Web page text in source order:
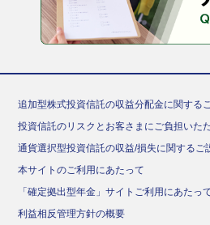
追加型株式投資信託の収益分配金に関する
投資信託のリスクとお客さまにご負担いた
通貨選択型投資信託の収益/損失に関するご
本サイトのご利用にあたって
「確定拠出型年金」サイトご利用にあたっ
利益相反管理方針の概要